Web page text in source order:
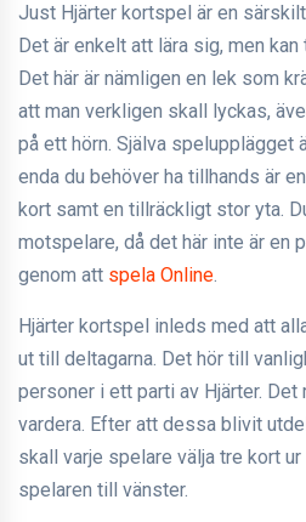
Just Hjärter kortspel är en
Det är enkelt att lära sig, men
Det här är nämligen en lek som
att man verkligen skall lyckas,
på ett hörn. Själva spelupplägget
enda du behöver ha tillhands är
kort samt en tillräckligt stor yta.
motspelare, då det här inte är en
genom att spela Online.
Hjärter kortspel inleds med att
ut till deltagarna. Det hör till
personer i ett parti av Hjärter.
vardera. Efter att dessa blivit
skall varje spelare välja tre kort
spelaren till vänster.